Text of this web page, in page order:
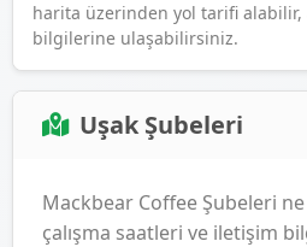
harita üzerinden yol tarifi alabilir,
bilgilerine ulaşabilirsiniz.
Uşak Şubeleri
Mackbear Coffee Şubeleri
çalışma saatleri ve iletişim